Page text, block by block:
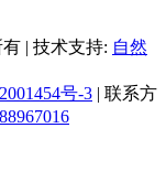
| 技术支持: 自然
号-3 | 联系方